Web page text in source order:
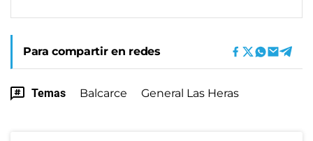
Para compartir en redes
Temas Balcarce General Las Heras